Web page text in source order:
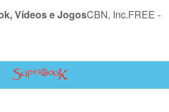
Vídeos e JogosCBN, Inc.FREE -
Return to Content